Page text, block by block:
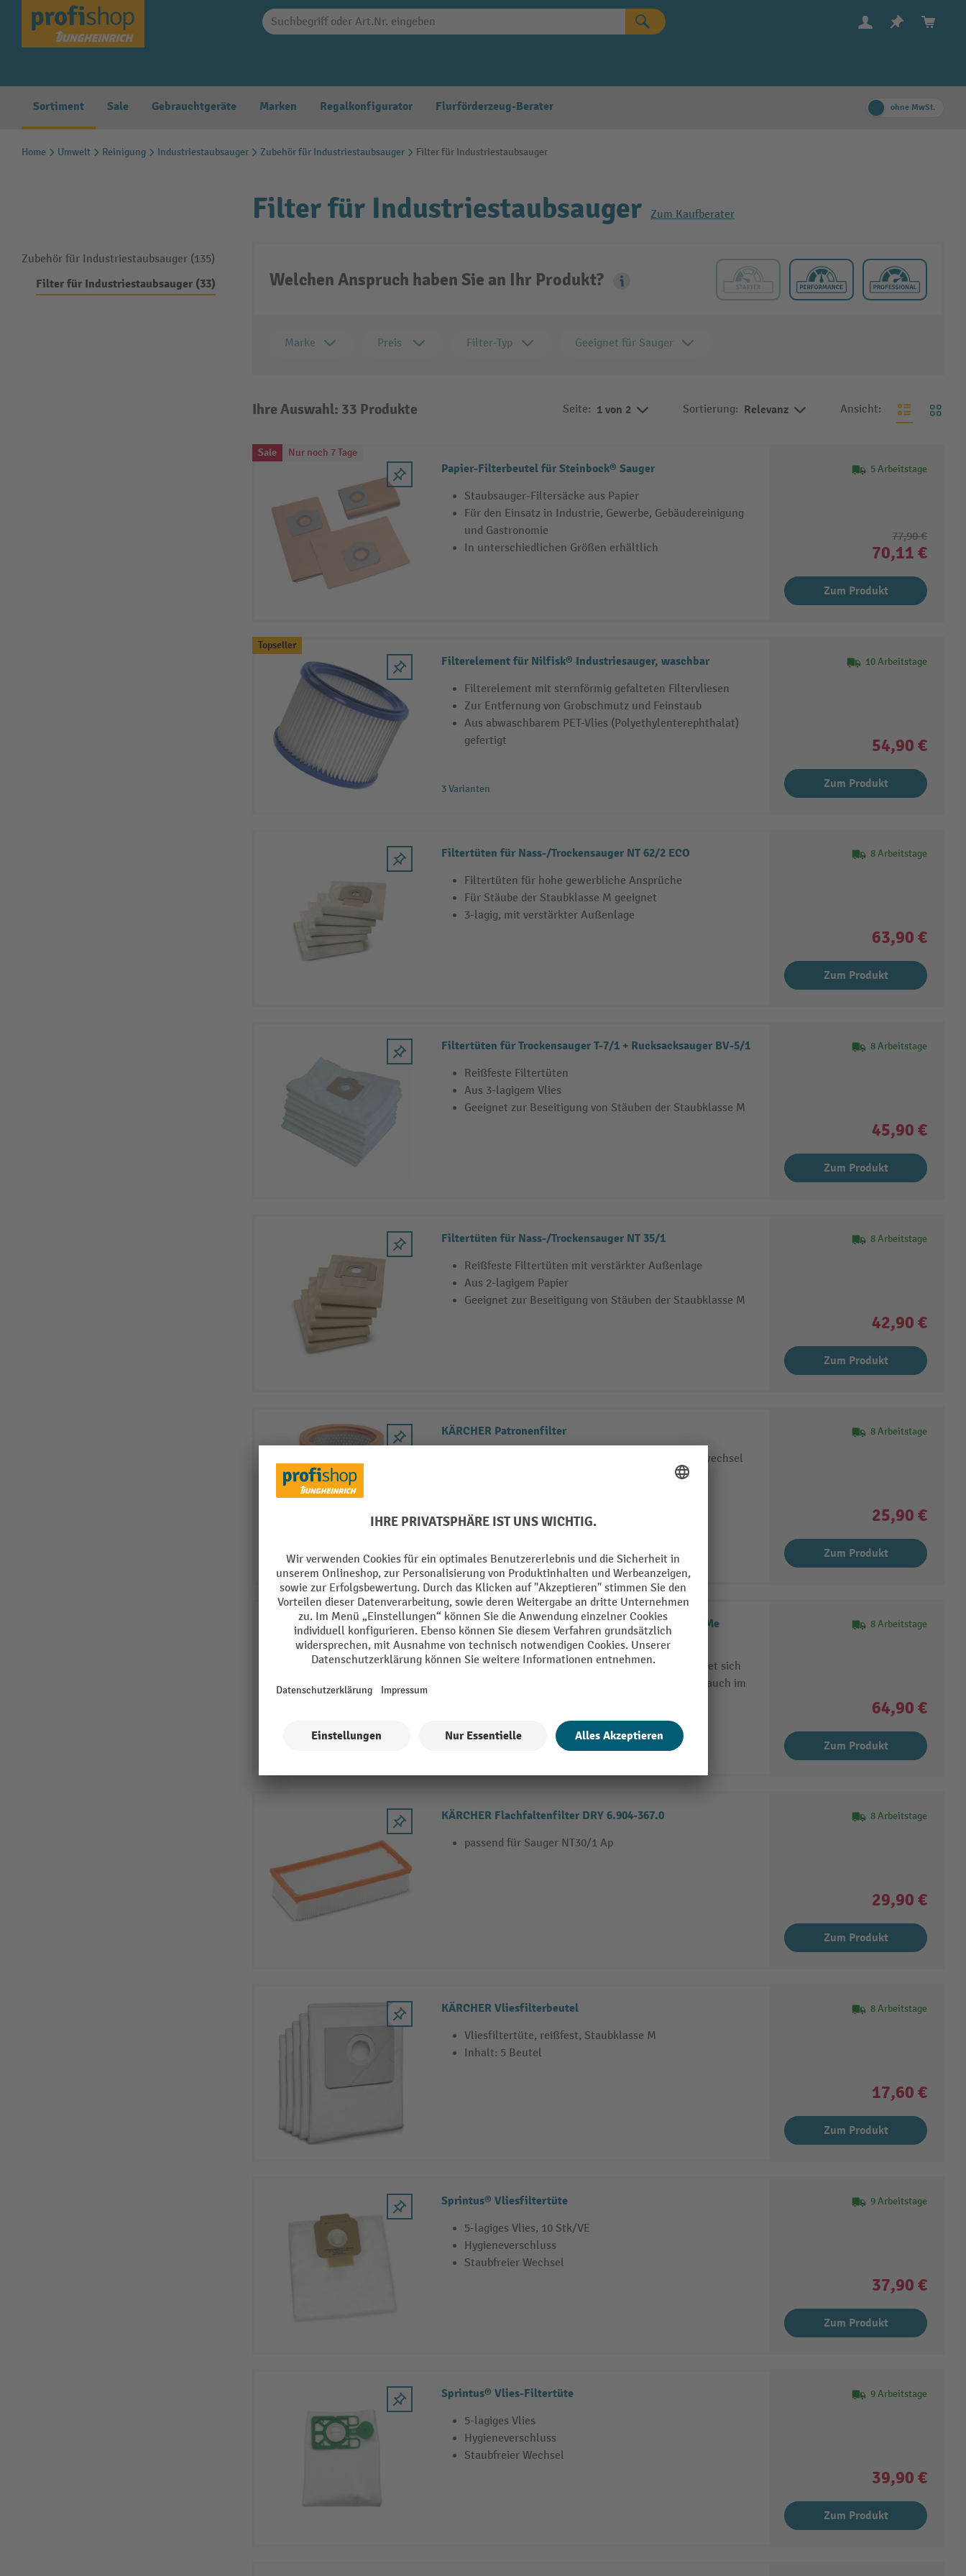
Zur Hauptnavigation springen
Sortiment Sale Gebrauchtgeräte Marken Regalkonfigurator Flurförderzeug-Berater ohne MwSt.
Home Umwelt Reinigung Industriestaubsauger Zubehör für Industriestaubsauger Filter für Industriestaubsauger
Zubehör für Industriestaubsauger (135)
Filter für Industriestaubsauger (33)
Filter für Industriestaubsauger Zum Kaufberater
Welchen Anspruch haben Sie an Ihr Produkt?
Marke Preis Filter-Typ Geeignet für Sauger
Ihre Auswahl: 33 Produkte Seite: 1 von 2 Sortierung: Relevanz Ansicht:
Sale Nur noch 7 Tage
Papier-Filterbeutel für Steinbock® Sauger
Staubsauger-Filtersäcke aus Papier
Für den Einsatz in Industrie, Gewerbe, Gebäudereinigung
und Gastronomie
In unterschiedlichen Größen erhältlich
5 Arbeitstage
77,90 €
70,11 €
Zum Produkt
Topseller
Filterelement für Nilfisk® Industriesauger, waschbar
Filterelement mit sternförmig gefalteten Filtervliesen
Zur Entfernung von Grobschmutz und Feinstaub
Aus abwaschbarem PET-Vlies (Polyethylenterephthalat)
gefertigt
3 Varianten
10 Arbeitstage
54,90 €
Zum Produkt
Filtertüten für Nass-/Trockensauger NT 62/2 ECO
Filtertüten für hohe gewerbliche Ansprüche
Für Stäube der Staubklasse M geeignet
3-lagig, mit verstärkter Außenlage
8 Arbeitstage
63,90 €
Zum Produkt
Filtertüten für Trockensauger T-7/1 + Rucksacksauger BV-5/1
Reißfeste Filtertüten
Aus 3-lagigem Vlies
Geeignet zur Beseitigung von Stäuben der Staubklasse M
8 Arbeitstage
45,90 €
Zum Produkt
Filtertüten für Nass-/Trockensauger NT 35/1
Reißfeste Filtertüten mit verstärkter Außenlage
Aus 2-lagigem Papier
Geeignet zur Beseitigung von Stäuben der Staubklasse M
8 Arbeitstage
42,90 €
Zum Produkt
KÄRCHER Patronenfilter
ermöglicht Nass- und Trockensauger ohne Filterwechsel
8 Arbeitstage
25,90 €
Zum Produkt
KÄRCHER Patronenfilter für Modell Sauger NT 50/2 Me
Classic Edition
Papier-Patronenfilter (BIA-C Staubklasse M) eignet sich
als Hauptfilter in der Trockenanwendung und ist auch im
8 Arbeitstage
64,90 €
Zum Produkt
KÄRCHER Flachfaltenfilter DRY 6.904-367.0
passend für Sauger NT30/1 Ap
8 Arbeitstage
29,90 €
Zum Produkt
KÄRCHER Vliesfilterbeutel
Vliesfiltertüte, reißfest, Staubklasse M
Inhalt: 5 Beutel
8 Arbeitstage
17,60 €
Zum Produkt
Sprintus® Vliesfiltertüte
5-lagiges Vlies, 10 Stk/VE
Hygieneverschluss
Staubfreier Wechsel
9 Arbeitstage
37,90 €
Zum Produkt
Sprintus® Vlies-Filtertüte
5-lagiges Vlies
Hygieneverschluss
Staubfreier Wechsel
9 Arbeitstage
39,90 €
Zum Produkt